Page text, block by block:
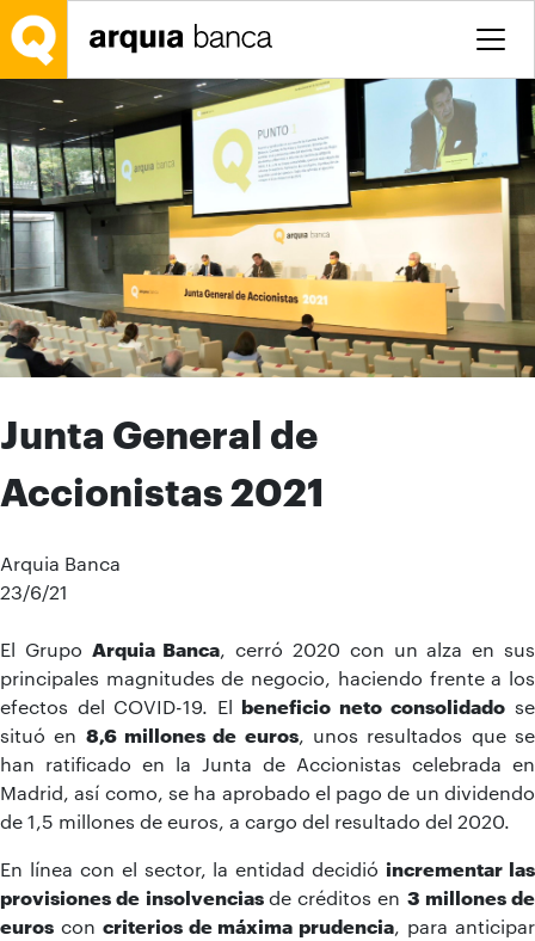
Salta al contingut principal
Junta General de
Accionistas 2021
Arquia Banca
23/6/21
El Grupo Arquia Banca , cerró 2020 con un alza en sus
principales magnitudes de negocio, haciendo frente a los
efectos del COVID-19. El beneficio neto consolidado se
situó en 8,6 millones de euros, unos resultados que se
han ratificado en la Junta de Accionistas celebrada en
Madrid, así como, se ha aprobado el pago de un dividendo
de 1,5 millones de euros, a cargo del resultado del 2020.
En línea con el sector, la entidad decidióincrementar las
provisiones de insolvencias de créditos en 3 millones de
euros con criterios de máxima prudencia , para anticipar